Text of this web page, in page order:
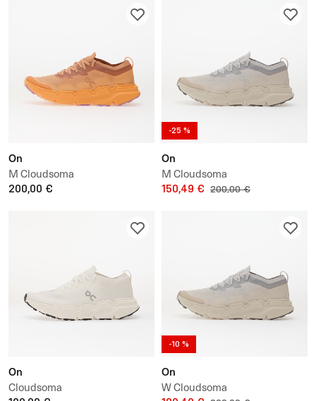
On
M Cloudsoma
200,00 €
-25 %
On
M Cloudsoma
150,49 € 200,00 €
On
Cloudsoma
-10 %
On
W Cloudsoma